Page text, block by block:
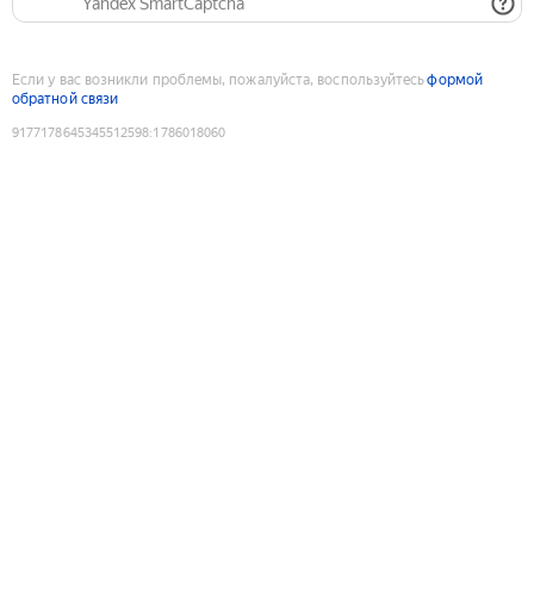
Если у вас возникли проблемы, пожалуйста, воспользуйтесьформой
обратной связи
9177178645345512598:1786018060